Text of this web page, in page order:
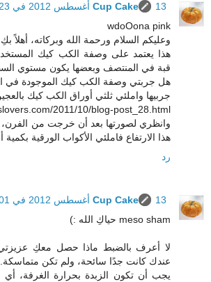
Cup Cake
13 أغسطس 2012 في 5:23 ص
wdoOona pink
وعليكم السلام ورحمة الله وبركاته، أهلاً
هذا يعتمد على وصفة الكب كيك
قبة في المنتصف وبعضها يكون مستوي
هل جربتي وصفة الكب كيك الموجودة في
جربيها واملئي ثلثي أوراق الكب كيك
2011/10/blog-post_28.html
وانظري لصورتها بعد أن خرجت من الفرن،
هذا الارتفاع فاملئي الأكواب الورقية
رد
Cup Cake
13 أغسطس 2012 في 3:01 م
meso sham حياكِ الله :)
لا أعرف بالضبط ماذا حصل معكِ
عندك كانت جدًا سائحة، ولم تكن متماسكة.
يجب أن تكون الزبدة بحرارة الغرفة،